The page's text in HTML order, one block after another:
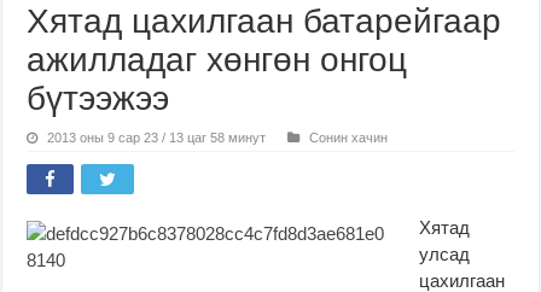
Хятад цахилгаан батарейгаар
ажилладаг хөнгөн онгоц
бүтээжээ
2013 оны 9 сар 23 / 13 цаг 58 минут Сонин хачин
Хятад
улсад
цахилгаан